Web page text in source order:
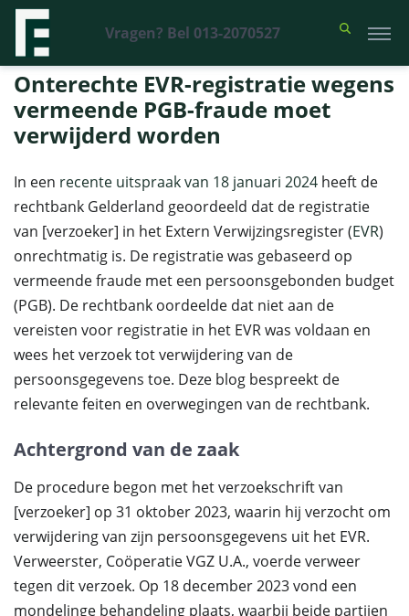
Vragen? Bel 013-2070527
Financieel Recht Advocaten >Uitspraken>Onterechte EVR-registratie
wegens vermeende PGB-fraude moet verwijderd worden
Onterechte EVR-registratie wegens
vermeende PGB-fraude moet
verwijderd worden
In een recente uitspraak van 18 januari 2024 heeft de
rechtbank Gelderland geoordeeld dat de registratie
van [verzoeker] in het Extern Verwijzingsregister (EVR)
onrechtmatig is. De registratie was gebaseerd op
vermeende fraude met een persoonsgebonden budget
(PGB). De rechtbank oordeelde dat niet aan de
vereisten voor registratie in het EVR was voldaan en
wees het verzoek tot verwijdering van de
persoonsgegevens toe. Deze blog bespreekt de
relevante feiten en overwegingen van de rechtbank.
Achtergrond van de zaak
De procedure begon met het verzoekschrift van
[verzoeker] op 31 oktober 2023, waarin hij verzocht om
verwijdering van zijn persoonsgegevens uit het EVR.
Verweerster, Coöperatie VGZ U.A., voerde verweer
tegen dit verzoek. Op 18 december 2023 vond een
mondelinge behandeling plaats, waarbij beide partijen